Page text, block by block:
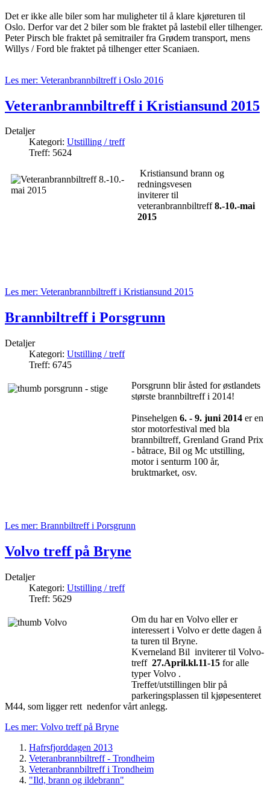
Det er ikke alle biler som har muligheter til å klare kjøreturen til
Oslo. Derfor var det 2 biler som ble fraktet på lastebil eller tilhenger.
Peter Pirsch ble fraktet på semitrailer fra Grødem transport, mens
Willys / Ford ble fraktet på tilhenger etter Scaniaen.
Les mer: Veteranbrannbiltreff i Oslo 2016
Veteranbrannbiltreff i Kristiansund 2015
Detaljer
Kategori: Utstilling / treff
Treff: 5624
Kristiansund brann og
redningsvesen
inviterer til
veteranbrannbiltreff8.-10.-mai
2015
Les mer: Veteranbrannbiltreff i Kristiansund 2015
Brannbiltreff i Porsgrunn
Detaljer
Kategori: Utstilling / treff
Treff: 6745
Porsgrunn blir åsted for østlandets
største brannbiltreff i 2014!
Pinsehelgen 6. - 9. juni 2014 er en
stor motorfestival med bla
brannbiltreff, Grenland Grand Prix
- båtrace, Bil og Mc utstilling,
motor i senturm 100 år,
bruktmarket, osv.
Les mer: Brannbiltreff i Porsgrunn
Volvo treff på Bryne
Detaljer
Kategori: Utstilling / treff
Treff: 5629
Om du har en Volvo eller er
interessert i Volvo er dette dagen å
ta turen til Bryne.
Kverneland Bil inviterer til Volvo-
treff 27.April.kl.11-15 for alle
typer Volvo .
Treffet/utstillingen blir på
parkeringsplassen til kjøpesenteret
M44, som ligger rett nedenfor vårt anlegg.
Les mer: Volvo treff på Bryne
Hafrsfjorddagen 2013
Veteranbrannbiltreff - Trondheim
Veteranbrannbiltreff i Trondheim
"Ild, brann og ildebrann"